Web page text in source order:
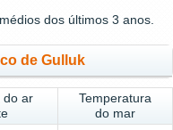
dos últimos 3 anos.
de Gulluk
do ar
Temperatura
do mar